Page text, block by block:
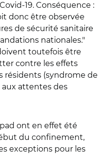
19. Conséquence :
donc être observée
de sécurité sanitaire
nationales."
toutefois être
contre les effets
résidents (syndrome de
attentes des
ont en effet été
du confinement,
exceptions pour les